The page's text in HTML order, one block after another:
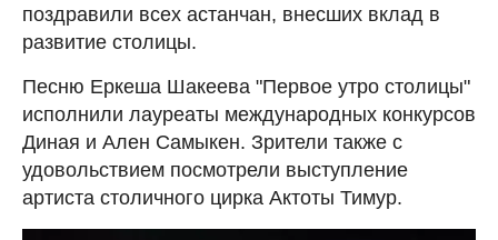
поздравили всех астанчан, внесших вклад в
развитие столицы.
Песню Еркеша Шакеева "Первое утро столицы"
исполнили лауреаты международных конкурсов
Диная и Ален Самыкен. Зрители также с
удовольствием посмотрели выступление
артиста столичного цирка Актоты Тимур.